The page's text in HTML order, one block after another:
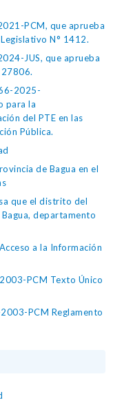
PCM, que aprueba
N° 1412.
JUS, que aprueba
27806.
2025-
para la
del PTE en las
Pública.
de Bagua en el
que el distrito del
departamento
a la Información
PCM Texto Único
PCM Reglamento